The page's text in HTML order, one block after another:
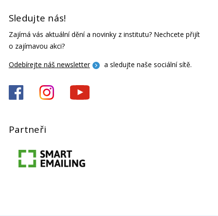
Sledujte nás!
Zajímá vás aktuální dění a novinky z institutu? Nechcete přijít
o zajímavou akci?
Odebírejte náš newsletter
a sledujte naše sociální sítě.
Partneři